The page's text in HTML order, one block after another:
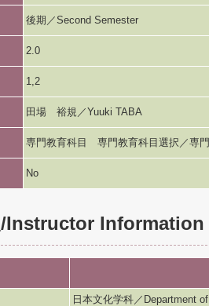
後期／Second Semester
2.0
1,2
田場 裕規／Yuuki TABA
専門教育科目 専門教育科目選択／専
No
/Instructor Information
日本文化学科／Department